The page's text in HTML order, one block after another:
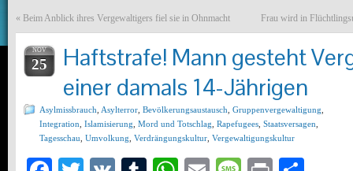
« Beim Anblick ihres Vergewaltigers fiel sie in Ohnmacht Frau wird in
NOV
25
Haftstrafe! Mann gesteht
einer damals 14-Jährigen
Asylmissbrauch Asylterror Bevölkerungsaustausch Gruppenvergewaltigung
Integration Islamisierung Mord und Totschlag Rapefugees Staatsversagen
Tagesschau Umvolkung Verdrängungskultur Vergewaltigungskultur